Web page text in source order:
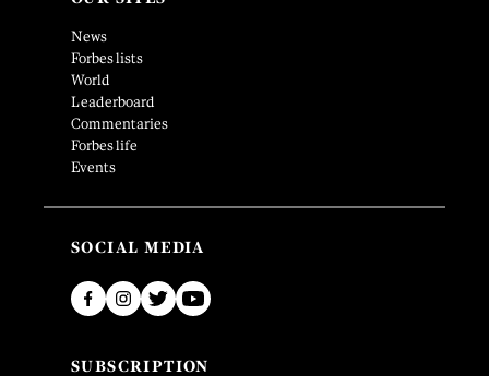
News
Forbes lists
World
Leaderboard
Commentaries
Forbes life
Events
SOCIAL MEDIA
SUBSCRIPTION